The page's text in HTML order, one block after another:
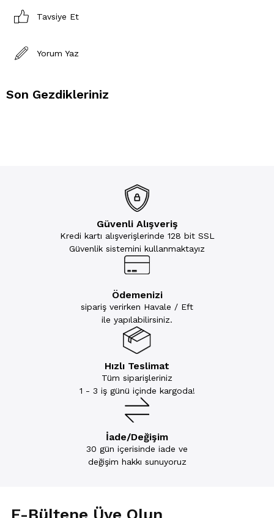
Tavsiye Et
Yorum Yaz
Son Gezdikleriniz
Güvenli Alışveriş
Kredi kartı alışverişlerinde 128 bit SSL
Güvenlik sistemini kullanmaktayız
Ödemenizi
sipariş verirken Havale / Eft
ile yapılabilirsiniz.
Hızlı Teslimat
Tüm siparişleriniz
1 - 3 iş günü içinde kargoda!
İade/Değişim
30 gün içerisinde iade ve
değişim hakkı sunuyoruz
E-Bültene Üye Olun